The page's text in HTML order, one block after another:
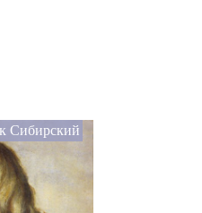
Сибирский